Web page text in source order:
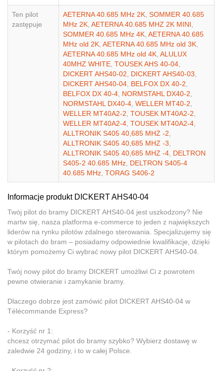
Ten pilot
zastępuje
AETERNA 40.685 MHz 2K, SOMMER 40.685
MHz 2K, AETERNA 40.685 MHZ 2K MINI,
SOMMER 40.685 MHz 4K, AETERNA 40.685
MHz old 2K, AETERNA 40.685 MHz old 3K,
AETERNA 40.685 MHz old 4K, ALULUX
40MHZ WHITE, TOUSEK AHS 40-04,
DICKERT AHS40-02, DICKERT AHS40-03,
DICKERT AHS40-04, BELFOX DX 40-2,
BELFOX DX 40-4, NORMSTAHL DX40-2,
NORMSTAHL DX40-4, WELLER MT40-2,
WELLER MT40A2-2, TOUSEK MT40A2-2,
WELLER MT40A2-4, TOUSEK MT40A2-4,
ALLTRONIK S405 40,685 MHZ -2,
ALLTRONIK S405 40,685 MHZ -3,
ALLTRONIK S405 40,685 MHZ -4, DELTRON
S405-2 40.685 MHz, DELTRON S405-4
40.685 MHz, TORAG S406-2
Informacje produkt DICKERT AHS40-04
Twój pilot do bramy DICKERT AHS40-04 jest uszkodzony? Nie
martw się, nasza platforma e-commerce to jeden z największych
liderów na rynku pilotów zdalnego sterowania. Specjalizujemy się
w pilotach do bram – posiadamy odpowiednie kwalifikacje, dzięki
którym pomożemy Ci wybrać nowy pilot DICKERT AHS40-04.
Twój nowy pilot do bramy DICKERT umożliwi Ci z powrotem
pewne otwieranie i zamykanie bramy.
Dlaczego dobrze jest zamówić pilot DICKERT AHS40-04 w
Télécommande Express?
- Korzyść nr 1:
chcesz otrzymać pilot do bramy szybko? Wybierz dostawę w
zaledwie 24 godziny, i to w całej Polsce.